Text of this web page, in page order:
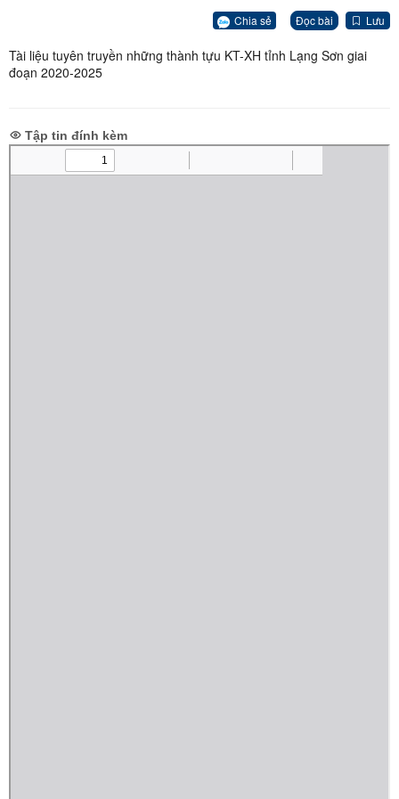
Chia sẻ Đọc bài Lưu
Tài liệu tuyên truyền những thành tựu KT-XH tỉnh Lạng Sơn giai
đoạn 2020-2025
Tập tin đính kèm